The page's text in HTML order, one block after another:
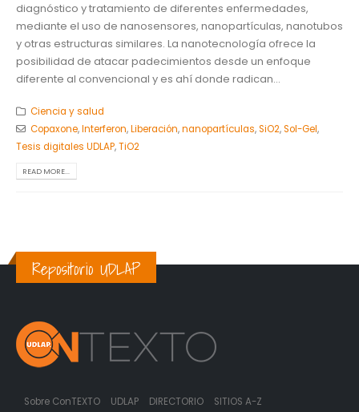
diagnóstico y tratamiento de diferentes enfermedades,
mediante el uso de nanosensores, nanopartículas, nanotubos
y otras estructuras similares. La nanotecnología ofrece la
posibilidad de atacar padecimientos desde un enfoque
diferente al convencional y es ahí donde radican...
Ciencia y salud
Copaxone,Interferon,Liberación,nanopartículas,SiO2,Sol-Gel,
Tesis digitales UDLAP,TiO2
READ MORE...
Repositorio UDLAP
Sobre ConTEXTO UDLAP DIRECTORIO SITIOS A-Z